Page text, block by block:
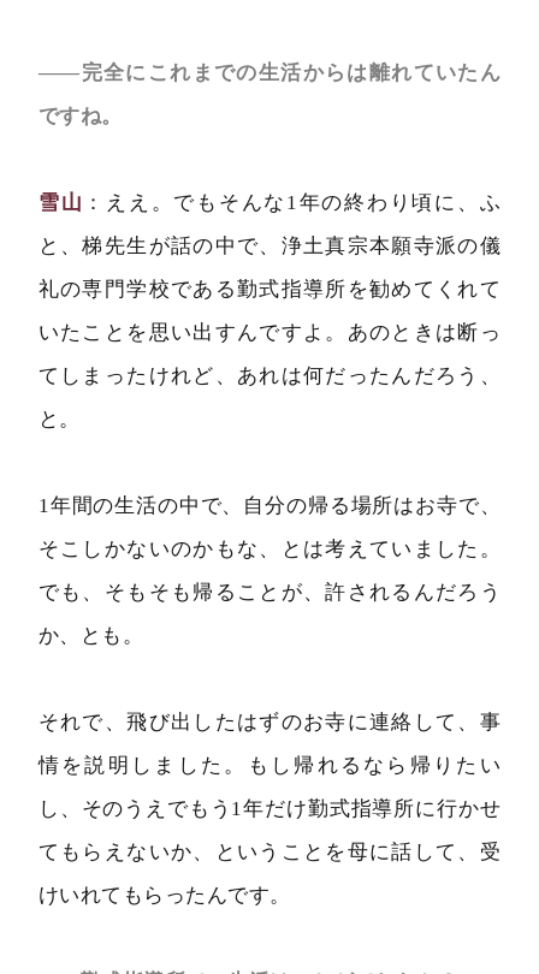
――完全にこれまでの生活からは離れていたん
ですね。
雪山 ：ええ。でもそんな1年の終わり頃に、ふ
と、梯先生が話の中で、浄土真宗本願寺派の儀
礼の専門学校である勤式指導所を勧めてくれて
いたことを思い出すんですよ。あのときは断っ
てしまったけれど、あれは何だったんだろう、
と。
1年間の生活の中で、自分の帰る場所はお寺で、
そこしかないのかもな、とは考えていました。
でも、そもそも帰ることが、許されるんだろう
か、とも。
それで、飛び出したはずのお寺に連絡して、事
情を説明しました。もし帰れるなら帰りたい
し、そのうえでもう1年だけ勤式指導所に行かせ
てもらえないか、ということを母に話して、受
けいれてもらったんです。